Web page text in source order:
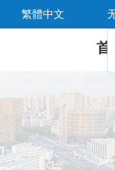
繁體中文
首